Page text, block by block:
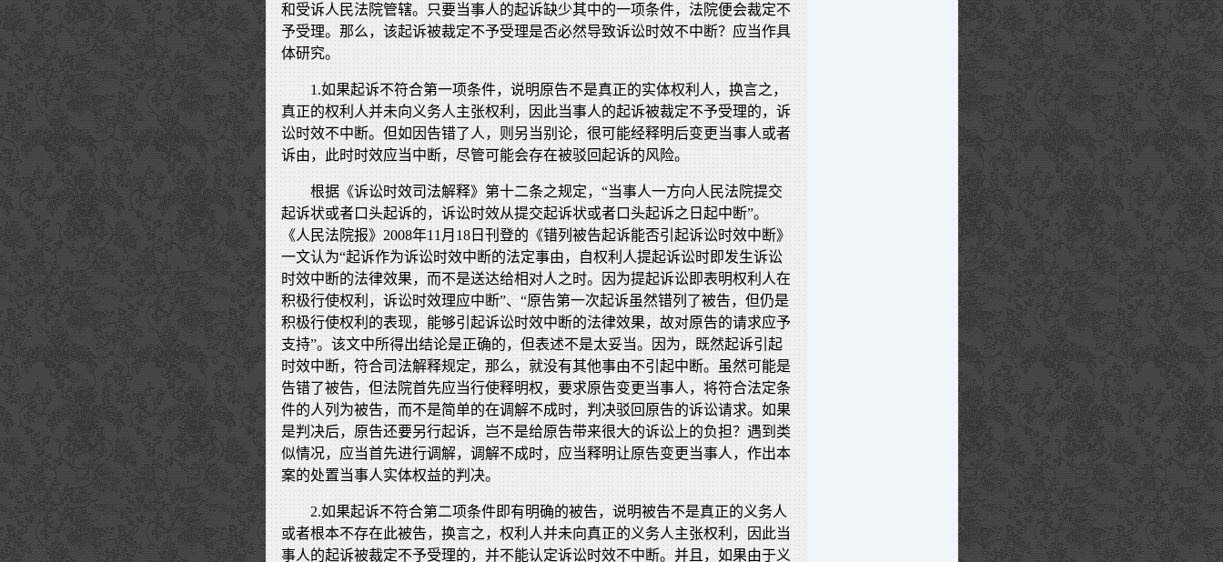
和受诉人民法院管辖。只要当事人的起诉缺少其中的一项条件，法院便会裁定不
予受理。那么，该起诉被裁定不予受理是否必然导致诉讼时效不中断？应当作具
体研究。
1.如果起诉不符合第一项条件，说明原告不是真正的实体权利人，换言之，
真正的权利人并未向义务人主张权利，因此当事人的起诉被裁定不予受理的，诉
讼时效不中断。但如因告错了人，则另当别论，很可能经释明后变更当事人或者
诉由，此时时效应当中断，尽管可能会存在被驳回起诉的风险。
根据《诉讼时效司法解释》第十二条之规定，“当事人一方向人民法院提交
起诉状或者口头起诉的，诉讼时效从提交起诉状或者口头起诉之日起中断”。
《人民法院报》2008年11月18日刊登的《错列被告起诉能否引起诉讼时效中断》
一文认为“起诉作为诉讼时效中断的法定事由，自权利人提起诉讼时即发生诉讼
时效中断的法律效果，而不是送达给相对人之时。因为提起诉讼即表明权利人在
积极行使权利，诉讼时效理应中断”、“原告第一次起诉虽然错列了被告，但仍是
积极行使权利的表现，能够引起诉讼时效中断的法律效果，故对原告的请求应予
支持”。该文中所得出结论是正确的，但表述不是太妥当。因为，既然起诉引起
时效中断，符合司法解释规定，那么，就没有其他事由不引起中断。虽然可能是
告错了被告，但法院首先应当行使释明权，要求原告变更当事人，将符合法定条
件的人列为被告，而不是简单的在调解不成时，判决驳回原告的诉讼请求。如果
是判决后，原告还要另行起诉，岂不是给原告带来很大的诉讼上的负担？遇到类
似情况，应当首先进行调解，调解不成时，应当释明让原告变更当事人，作出本
案的处置当事人实体权益的判决。
2.如果起诉不符合第二项条件即有明确的被告，说明被告不是真正的义务人
或者根本不存在此被告，换言之，权利人并未向真正的义务人主张权利，因此当
事人的起诉被裁定不予受理的，并不能认定诉讼时效不中断。并且，如果由于义